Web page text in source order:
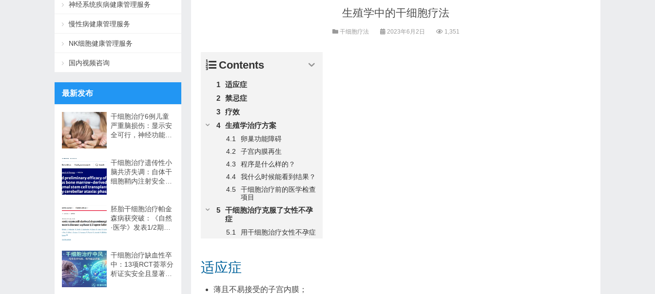
生殖学中的干细胞疗法
干细胞疗法 2023年6月2日 1,351
Contents
适应症
禁忌症
疗效
生殖学治疗方案
卵巢功能障碍
子宫内膜再生
程序是什么样的？
我什么时候能看到结果？
干细胞治疗前的医学检查
项目
干细胞治疗克服了女性不孕
症
用干细胞治疗女性不孕症
适应症
薄且不易接受的子宫内膜；
神经系统疾病健康管理服务
慢性病健康管理服务
NK细胞健康管理服务
国内视频咨询
最新发布
干细胞治疗6例儿童
严重脑损伤：显示安
全可行，神经功能改
干细胞治疗遗传性小
脑共济失调：自体干
细胞鞘内注射安全性
胚胎干细胞治疗帕金
森病获突破：《自然
·医学》发表1/2期临
干细胞治疗缺血性卒
中：13项RCT荟萃分
析证实安全且显著改